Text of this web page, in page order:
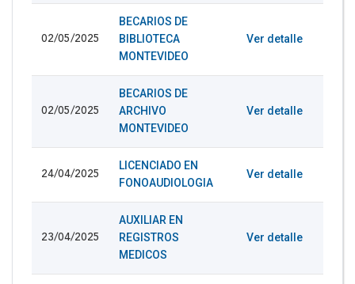
02/05/2025
BECARIOS DE
BIBLIOTECA
MONTEVIDEO
Ver detalle
02/05/2025
BECARIOS DE
ARCHIVO
MONTEVIDEO
Ver detalle
24/04/2025
LICENCIADO EN
FONOAUDIOLOGIA
Ver detalle
23/04/2025
AUXILIAR EN
REGISTROS
MEDICOS
Ver detalle